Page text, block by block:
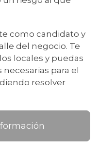
como candidato y
del negocio. Te
locales y puedas
para el
resolver